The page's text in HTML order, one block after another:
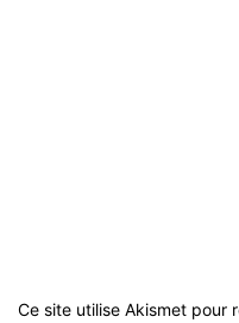
Ce site utilise Akismet pour